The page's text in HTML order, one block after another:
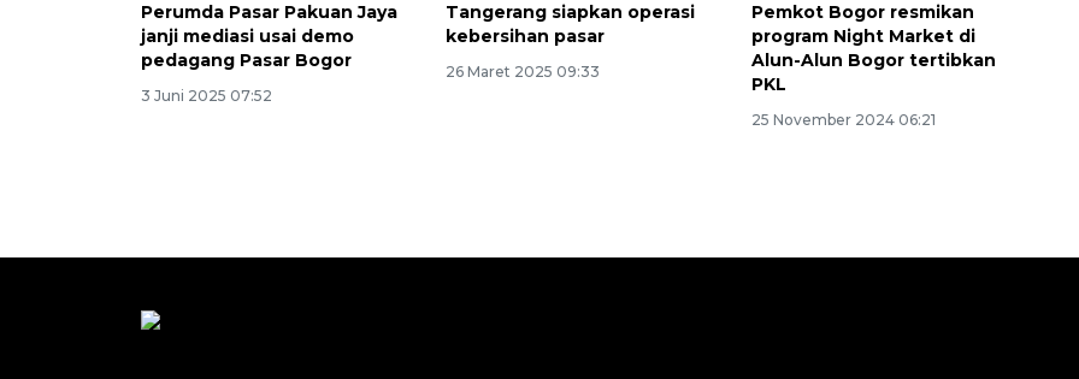
Perumda Pasar Pakuan Jaya
janji mediasi usai demo
pedagang Pasar Bogor
3 Juni 2025 07:52
Tangerang siapkan operasi
kebersihan pasar
26 Maret 2025 09:33
Pemkot Bogor resmikan
program Night Market di
Alun-Alun Bogor tertibkan
PKL
25 November 2024 06:21